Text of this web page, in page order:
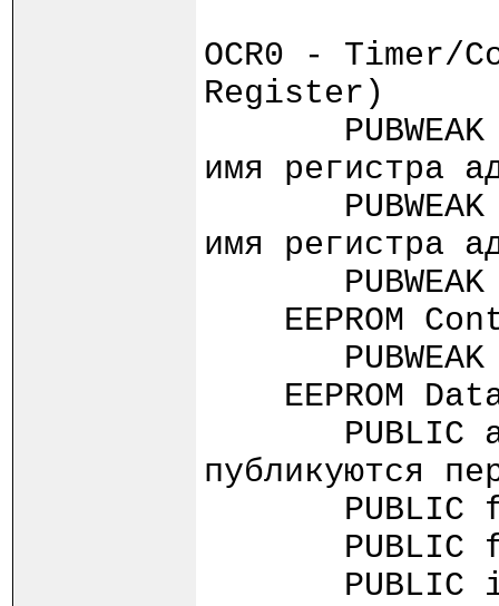
OCR0 - Timer/
Register)
имя регистра
имя регистра
EEPROM
EEPROM
публикуются